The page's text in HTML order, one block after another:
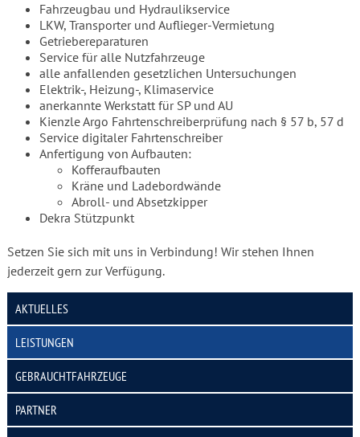
Fahrzeugbau und Hydraulikservice
LKW, Transporter und Auflieger-Vermietung
Getriebereparaturen
Service für alle Nutzfahrzeuge
alle anfallenden gesetzlichen Untersuchungen
Elektrik-, Heizung-, Klimaservice
anerkannte Werkstatt für SP und AU
Kienzle Argo Fahrtenschreiberprüfung nach § 57 b, 57 d
Service digitaler Fahrtenschreiber
Anfertigung von Aufbauten:
Kofferaufbauten
Kräne und Ladebordwände
Abroll- und Absetzkipper
Dekra Stützpunkt
Setzen Sie sich mit uns in Verbindung! Wir stehen Ihnen
jederzeit gern zur Verfügung.
AKTUELLES
LEISTUNGEN
GEBRAUCHTFAHRZEUGE
PARTNER